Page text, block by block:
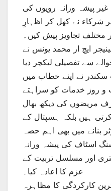
پیشہ ورانہ رویوں کی
نے کھل کر اظہارِ
مختلف تجاویز پیش کیں۔
ایچ ار محمد یونس نے
سکندر نے اپنے خطاب میں
روز خدمات کو سراہتے
مریضوں کی دیکھ بھال
کرتی ہیں بلکہ ہسپتال کے
بنانے میں بھی اہم حصہ
اسٹاف کی پیشہ ورانہ
اور مسلسل تربیت کے
عزم کا اعادہ کیا۔
کارکردگی کا مظاہرہ